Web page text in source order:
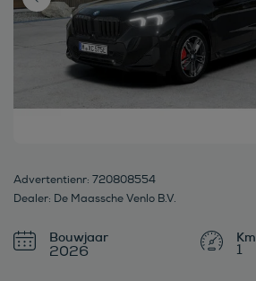
Advertentienr: 720808554
Dealer: De Maassche Venlo B.V.
Bouwjaar
2026 1